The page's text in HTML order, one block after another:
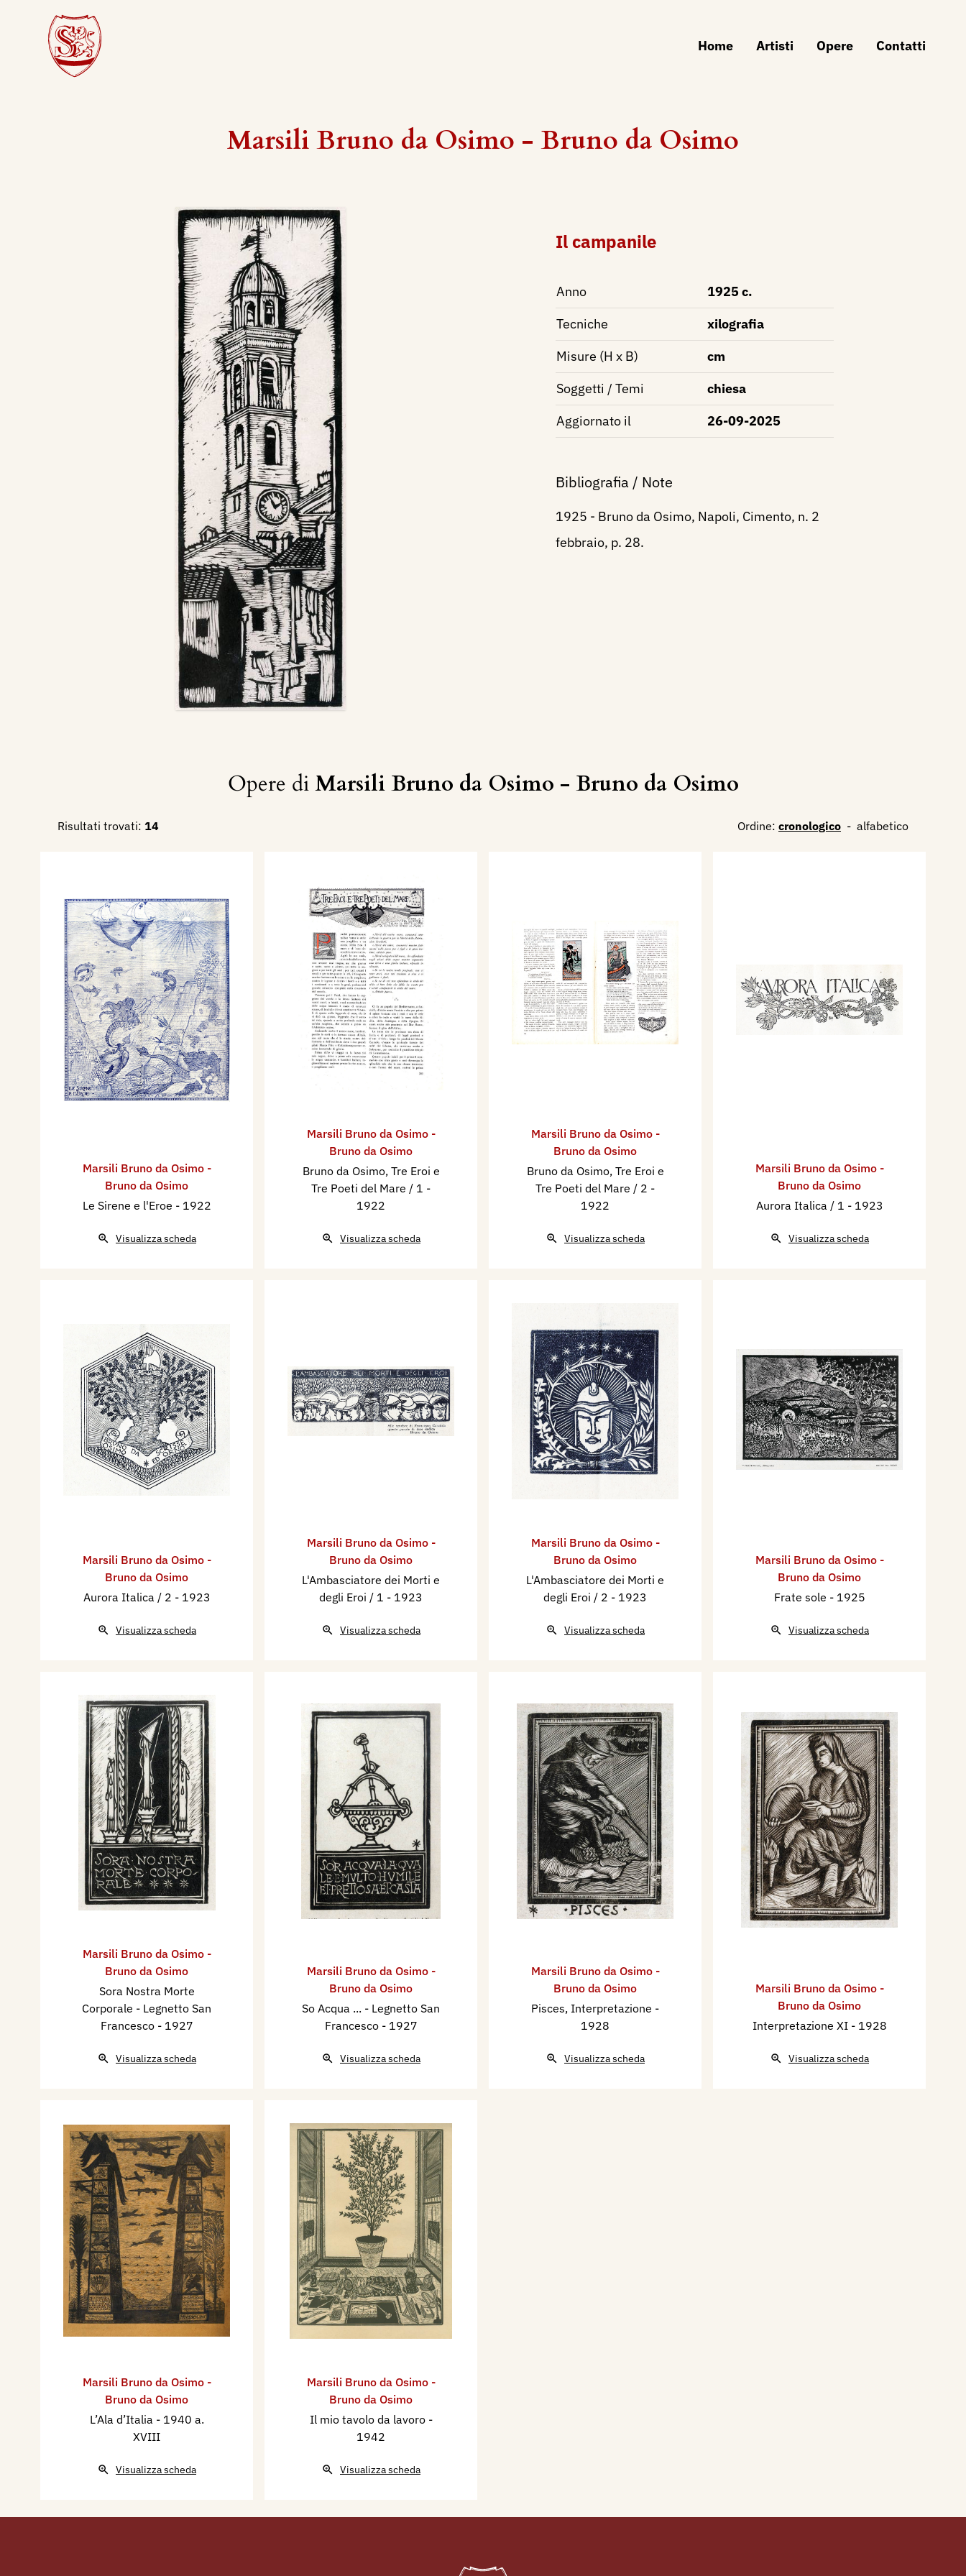
Home Artisti Opere Contatti
Marsili Bruno da Osimo - Bruno da Osimo
Il campanile
Anno
1925 c.
Tecniche
xilografia
Misure (H x B)
cm
Soggetti / Temi
chiesa
Aggiornato il
26-09-2025
Bibliografia / Note
1925 - Bruno da Osimo, Napoli, Cimento, n. 2
febbraio, p. 28.
Opere diMarsili Bruno da Osimo - Bruno da Osimo
Risultati trovati: 14 Ordine: cronologico - alfabetico
Marsili Bruno da Osimo -
Bruno da Osimo
Le Sirene e l'Eroe - 1922
Visualizza scheda
Marsili Bruno da Osimo -
Bruno da Osimo
Bruno da Osimo, Tre Eroi e
Tre Poeti del Mare / 1 -
1922
Visualizza scheda
Marsili Bruno da Osimo -
Bruno da Osimo
Bruno da Osimo, Tre Eroi e
Tre Poeti del Mare / 2 -
1922
Visualizza scheda
Marsili Bruno da Osimo -
Bruno da Osimo
Aurora Italica / 1 - 1923
Visualizza scheda
Marsili Bruno da Osimo -
Bruno da Osimo
Aurora Italica / 2 - 1923
Visualizza scheda
Marsili Bruno da Osimo -
Bruno da Osimo
L'Ambasciatore dei Morti e
degli Eroi / 1 - 1923
Visualizza scheda
Marsili Bruno da Osimo -
Bruno da Osimo
L'Ambasciatore dei Morti e
degli Eroi / 2 - 1923
Visualizza scheda
Marsili Bruno da Osimo -
Bruno da Osimo
Frate sole - 1925
Visualizza scheda
Marsili Bruno da Osimo -
Bruno da Osimo
Sora Nostra Morte
Corporale - Legnetto San
Francesco - 1927
Visualizza scheda
Marsili Bruno da Osimo -
Bruno da Osimo
So Acqua ... - Legnetto San
Francesco - 1927
Visualizza scheda
Marsili Bruno da Osimo -
Bruno da Osimo
Pisces, Interpretazione -
1928
Visualizza scheda
Marsili Bruno da Osimo -
Bruno da Osimo
Interpretazione XI - 1928
Visualizza scheda
Marsili Bruno da Osimo -
Bruno da Osimo
L’Ala d’Italia - 1940 a.
XVIII
Visualizza scheda
Marsili Bruno da Osimo -
Bruno da Osimo
Il mio tavolo da lavoro -
1942
Visualizza scheda